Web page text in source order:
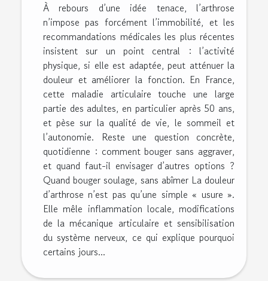
À rebours d’une idée tenace, l’arthrose
n’impose pas forcément l’immobilité, et les
recommandations médicales les plus récentes
insistent sur un point central : l’activité
physique, si elle est adaptée, peut atténuer la
douleur et améliorer la fonction. En France,
cette maladie articulaire touche une large
partie des adultes, en particulier après 50 ans,
et pèse sur la qualité de vie, le sommeil et
l’autonomie. Reste une question concrète,
quotidienne : comment bouger sans aggraver,
et quand faut-il envisager d’autres options ?
Quand bouger soulage, sans abîmer La douleur
d’arthrose n’est pas qu’une simple « usure ».
Elle mêle inflammation locale, modifications
de la mécanique articulaire et sensibilisation
du système nerveux, ce qui explique pourquoi
certains jours...